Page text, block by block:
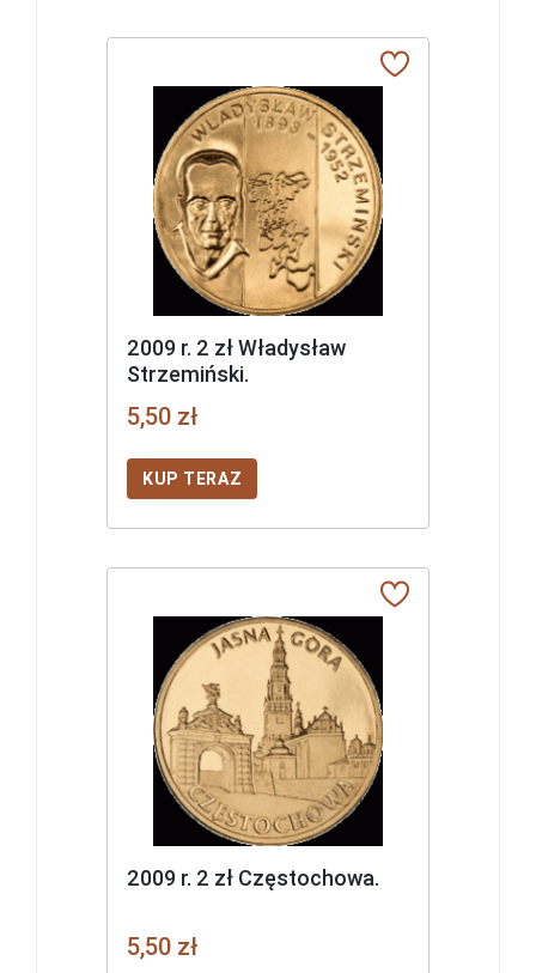
2009 r. 2 zł Władysław
Strzemiński.
5,50 zł
KUP TERAZ
2009 r. 2 zł Częstochowa.
5,50 zł